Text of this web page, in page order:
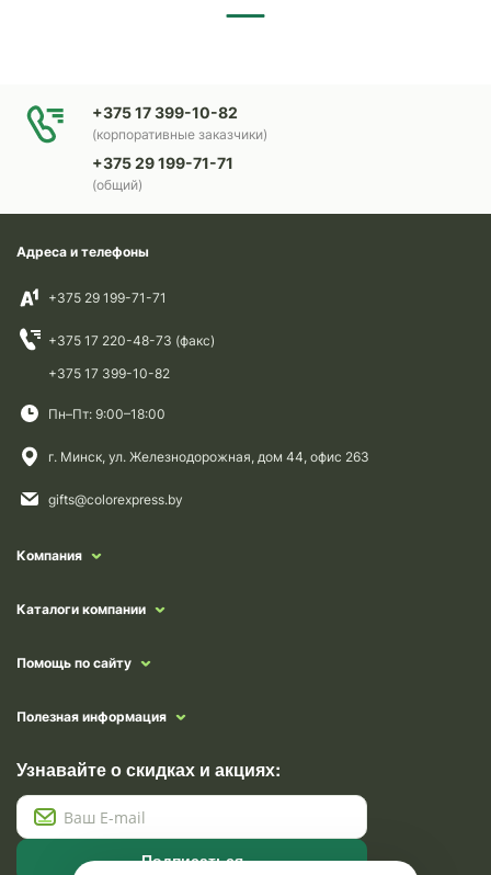
+375 17 399-10-82
(корпоративные заказчики)
+375 29 199-71-71
(общий)
Адреса и телефоны
+375 29 199-71-71
+375 17 220-48-73 (факс)
+375 17 399-10-82
Пн–Пт: 9:00–18:00
г. Минск, ул. Железнодорожная, дом 44, офис 263
gifts@colorexpress.by
Компания
Каталоги компании
Помощь по сайту
Полезная информация
Узнавайте о скидках и акциях:
Подписаться